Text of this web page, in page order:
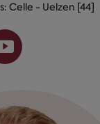
Celle - Uelzen [44]